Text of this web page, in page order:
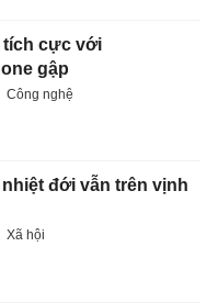
tích cực với
gập
Công nghệ
đới vẫn trên vịnh
Xã hội